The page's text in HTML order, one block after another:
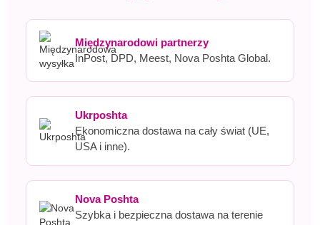
Międzynarodowi partnerzy
InPost, DPD, Meest, Nova Poshta Global.
Ukrposhta
Ekonomiczna dostawa na cały świat (UE,
USA i inne).
Nova Poshta
Szybka i bezpieczna dostawa na terenie